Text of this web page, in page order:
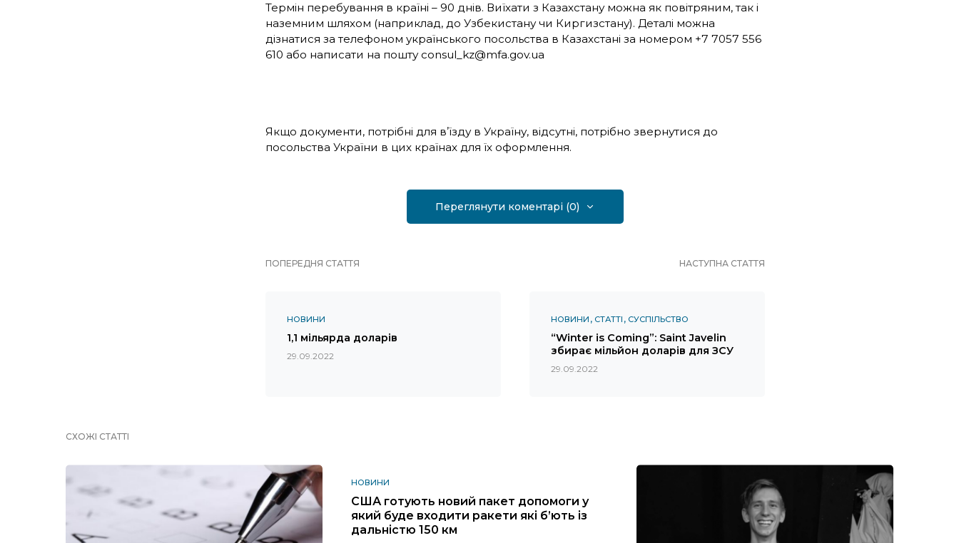
Термін перебування в країні – 90 днів. Виїхати з Казахстану можна як повітряним, так і
наземним шляхом (наприклад, до Узбекистану чи Киргизстану). Деталі можна
дізнатися за телефоном українського посольства в Казахстані за номером +7 7057 556
610 або написати на пошту consul_kz@mfa.gov.ua
Якщо документи, потрібні для вʼїзду в Україну, відсутні, потрібно звернутися до
посольства України в цих країнах для їх оформлення.
Переглянути коментарі (0)
ПОПЕРЕДНЯ СТАТТЯ
НОВИНИ
1,1 мільярда доларів
29.09.2022
НАСТУПНА СТАТТЯ
НОВИНИ СТАТТІ СУСПІЛЬСТВО
“Winter is Coming”: Saint Javelin
збирає мільйон доларів для ЗСУ
29.09.2022
СХОЖІ СТАТТІ
НОВИНИ
США готують новий пакет допомоги у
який буде входити ракети які б’ють із
дальністю 150 км